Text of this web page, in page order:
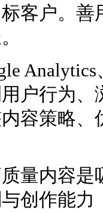
客户。善
户行为
容策略
量内容
创作能